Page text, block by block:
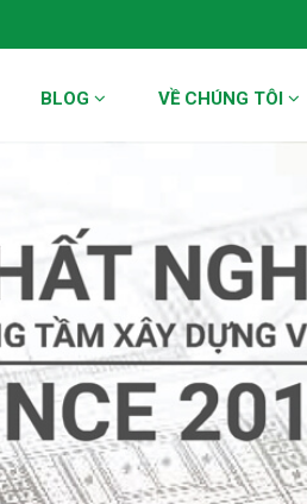
BLOG VỀ CHÚNG TÔI